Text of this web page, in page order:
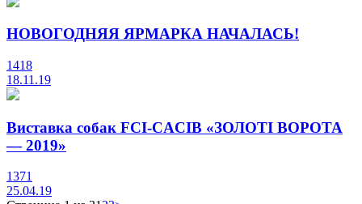
НОВОГОДНЯЯ ЯРМАРКА НАЧАЛАСЬ!
1418
18.11.19
Виставка собак FCI-CACIB «ЗОЛОТІ ВОРОТА
— 2019»
1371
25.04.19